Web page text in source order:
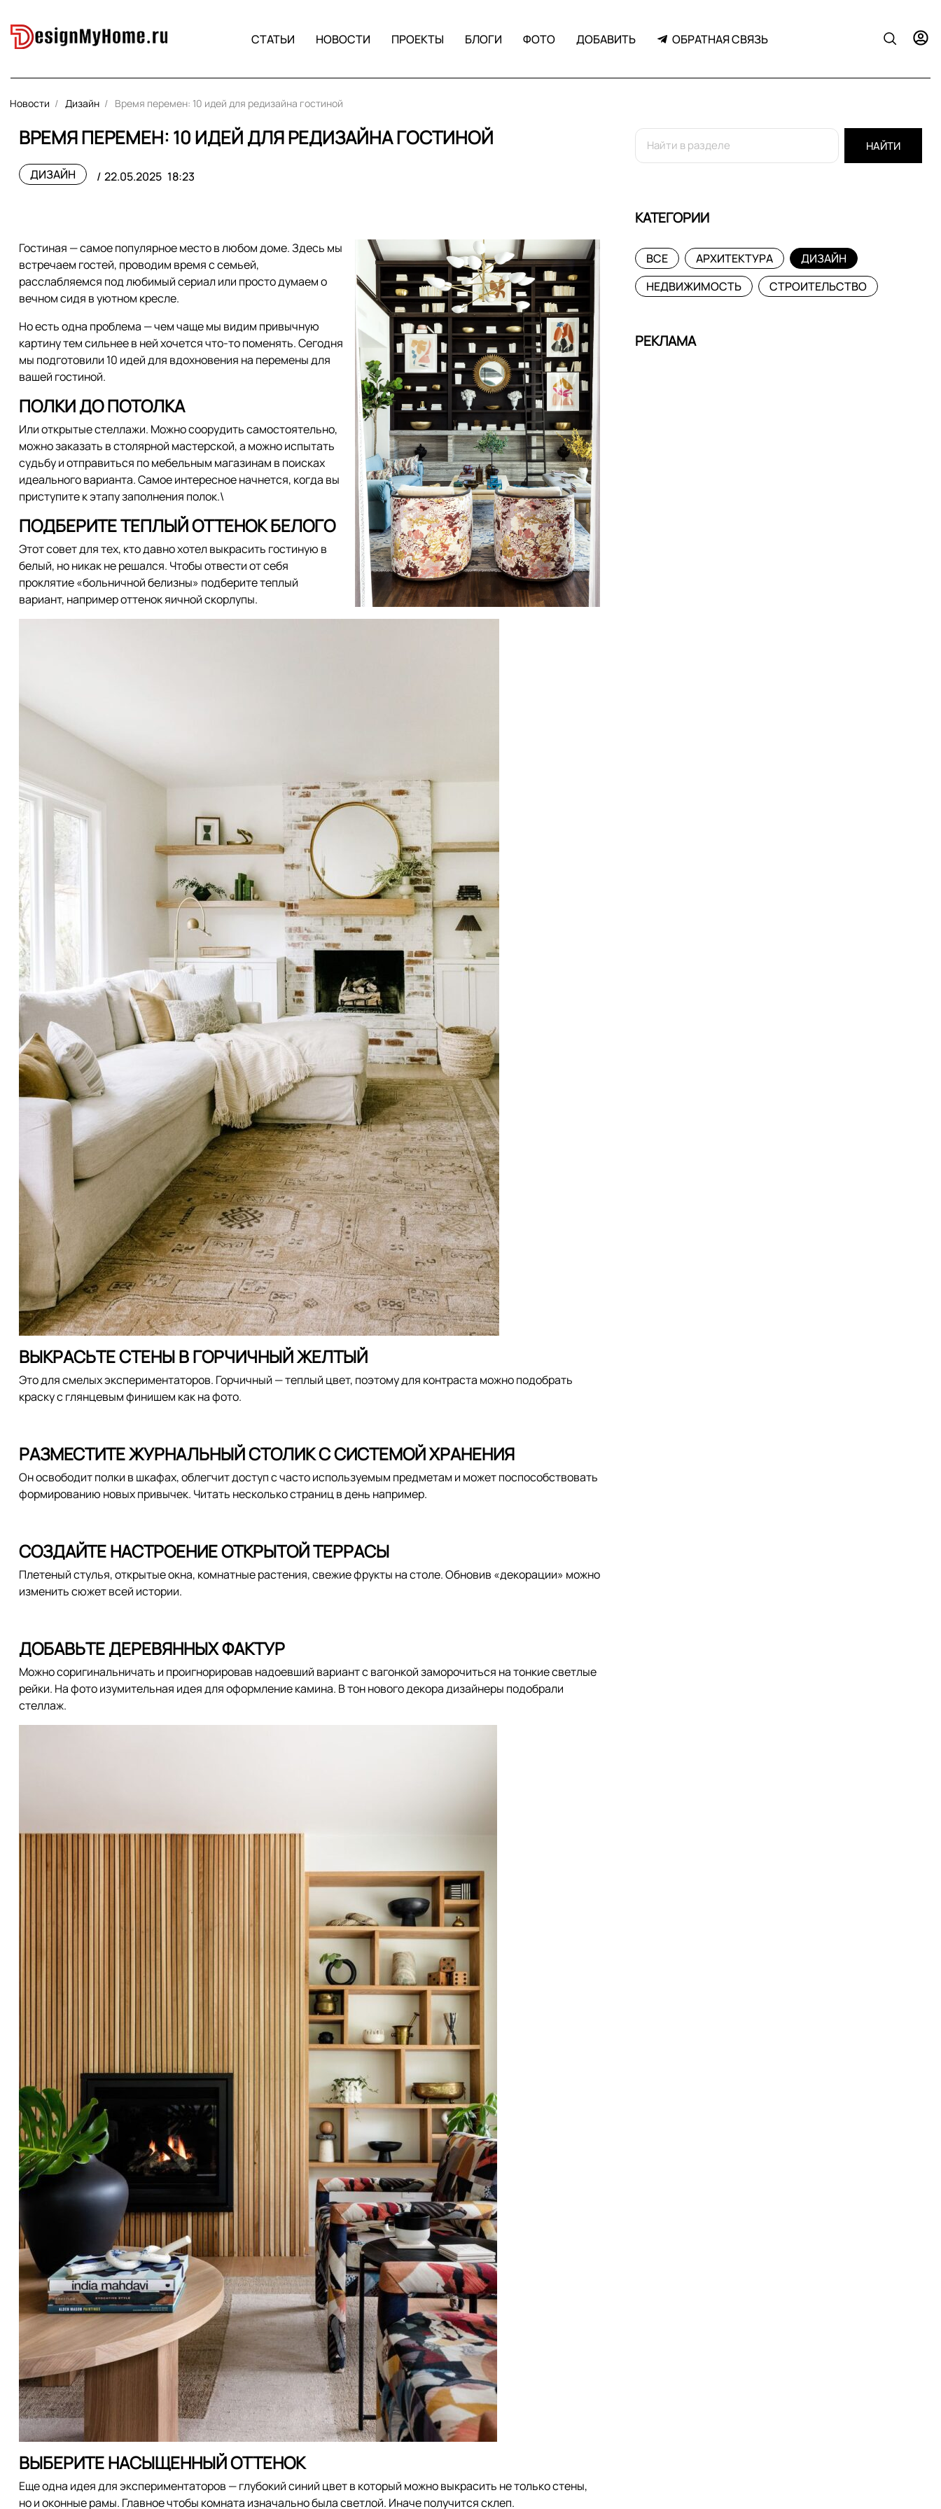
СТАТЬИ НОВОСТИ ПРОЕКТЫ БЛОГИ ФОТО ДОБАВИТЬ ОБРАТНАЯ СВЯЗЬ
Новости Дизайн Время перемен: 10 идей для редизайна гостиной
ВРЕМЯ ПЕРЕМЕН: 10 ИДЕЙ ДЛЯ РЕДИЗАЙНА ГОСТИНОЙ
ДИЗАЙН 22.05.2025 18:23
Гостиная — самое популярное место в любом доме. Здесь мы
встречаем гостей, проводим время с семьей,
расслабляемся под любимый сериал или просто думаем о
вечном сидя в уютном кресле.
Но есть одна проблема — чем чаще мы видим привычную
картину тем сильнее в ней хочется что-то поменять. Сегодня
мы подготовили 10 идей для вдохновения на перемены для
вашей гостиной.
ПОЛКИ ДО ПОТОЛКА
Или открытые стеллажи. Можно соорудить самостоятельно,
можно заказать в столярной мастерской, а можно испытать
судьбу и отправиться по мебельным магазинам в поисках
идеального варианта. Самое интересное начнется, когда вы
приступите к этапу заполнения полок.\
ПОДБЕРИТЕ ТЕПЛЫЙ ОТТЕНОК БЕЛОГО
Этот совет для тех, кто давно хотел выкрасить гостиную в
белый, но никак не решался. Чтобы отвести от себя
проклятие «больничной белизны» подберите теплый
вариант, например оттенок яичной скорлупы.
ВЫКРАСЬТЕ СТЕНЫ В ГОРЧИЧНЫЙ ЖЕЛТЫЙ
Это для смелых экспериментаторов. Горчичный — теплый цвет, поэтому для контраста можно подобрать
краску с глянцевым финишем как на фото.
РАЗМЕСТИТЕ ЖУРНАЛЬНЫЙ СТОЛИК С СИСТЕМОЙ ХРАНЕНИЯ
Он освободит полки в шкафах, облегчит доступ с часто используемым предметам и может поспособствовать
формированию новых привычек. Читать несколько страниц в день например.
СОЗДАЙТЕ НАСТРОЕНИЕ ОТКРЫТОЙ ТЕРРАСЫ
Плетеный стулья, открытые окна, комнатные растения, свежие фрукты на столе. Обновив «декорации» можно
изменить сюжет всей истории.
ДОБАВЬТЕ ДЕРЕВЯННЫХ ФАКТУР
Можно соригинальничать и проигнорировав надоевший вариант с вагонкой заморочиться на тонкие светлые
рейки. На фото изумительная идея для оформление камина. В тон нового декора дизайнеры подобрали
стеллаж.
ВЫБЕРИТЕ НАСЫЩЕННЫЙ ОТТЕНОК
Еще одна идея для экспериментаторов — глубокий синий цвет в который можно выкрасить не только стены,
но и оконные рамы. Главное чтобы комната изначально была светлой. Иначе получится склеп.
НАЙТИ
КАТЕГОРИИ
ВСЕ АРХИТЕКТУРА
ДИЗАЙН
НЕДВИЖИМОСТЬ
СТРОИТЕЛЬСТВО
РЕКЛАМА